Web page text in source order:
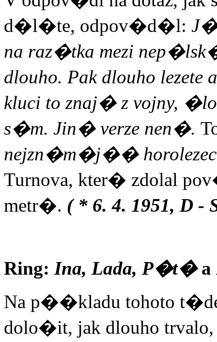
d�l�te, odpov�d�l:
na raz�tka mezi
dlouho. Pak dlouho
kluci to znaj� z vojny,
s�m. Jin� verze nen�.
nejzn�m�j��
Turnova, kter� zdolal
metr�. ( * 6. 4. 1951, D -
Ring: Ina, Lada, P�t�a
Na p��kladu tohoto
dolo�it, jak dlouho